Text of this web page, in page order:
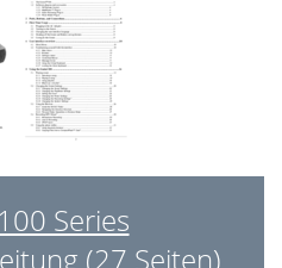
Series
(27 Seiten)